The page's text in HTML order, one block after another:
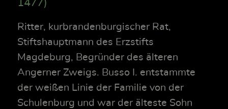
1477)
Ritter, kurbrandenburgischer Rat,
Stiftshauptmann des Erzstifts
Magdeburg, Begründer des älteren
Angerner Zweigs. Busso I. entstammte
der weißen Linie der Familie von der
Schulenburg und war der älteste Sohn